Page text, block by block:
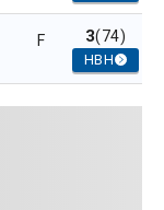
F 3(74)
HBH